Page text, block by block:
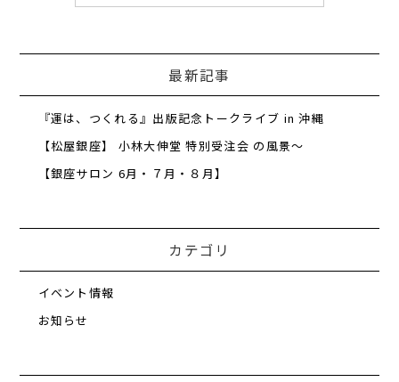
最新記事
『運は、つくれる』出版記念トークライブ in 沖縄
【松屋銀座】 小林大伸堂 特別受注会 の風景～
【銀座サロン 6月・７月・８月】
カテゴリ
イベント情報
お知らせ